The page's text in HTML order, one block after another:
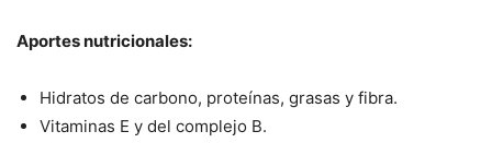
Aportes nutricionales:
Hidratos de carbono, proteínas, grasas y fibra.
Vitaminas E y del complejo B.